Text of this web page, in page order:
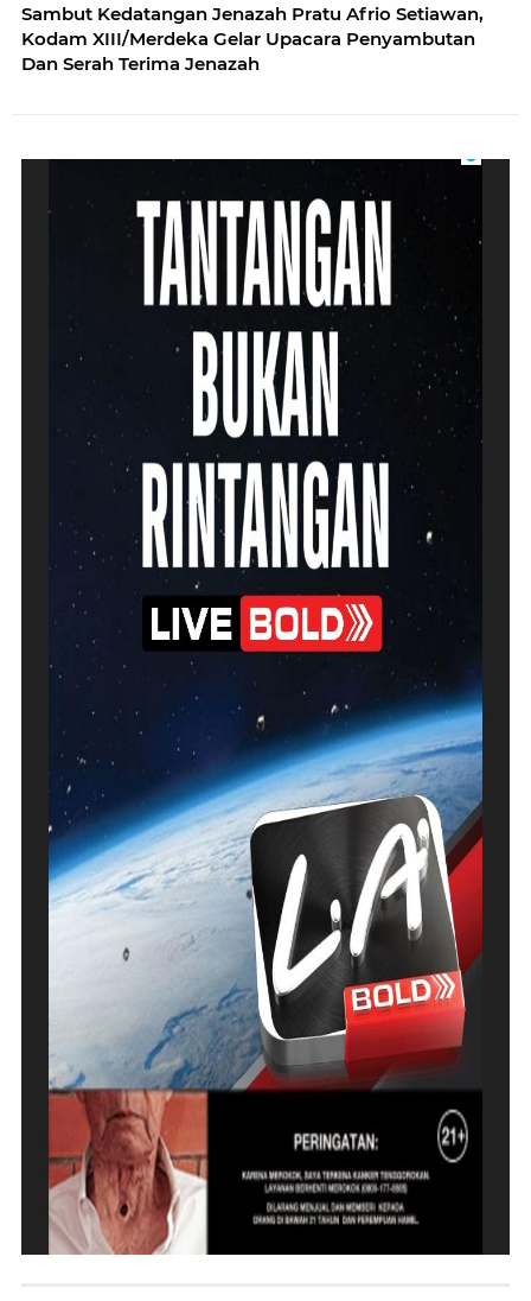
Sambut Kedatangan Jenazah Pratu Afrio Setiawan,
Kodam XIII/Merdeka Gelar Upacara Penyambutan
Dan Serah Terima Jenazah